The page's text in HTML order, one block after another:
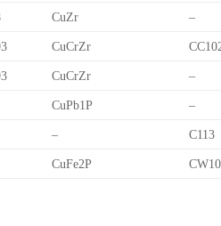
CuZr –
CuCrZr
CuCrZr –
CuPb1P –
– C113
CuFe2P